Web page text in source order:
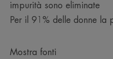
impurità sono eliminate
Per il 91% delle donne la
Mostra fonti